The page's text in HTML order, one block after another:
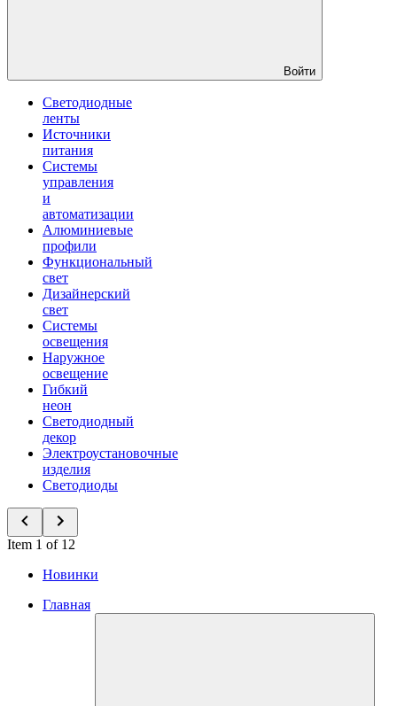
Войти
Светодиодные
ленты
Источники
питания
Системы
управления
и
автоматизации
Алюминиевые
профили
Функциональный
свет
Дизайнерский
свет
Системы
освещения
Наружное
освещение
Гибкий
неон
Светодиодный
декор
Электроустановочные
изделия
Светодиоды
Item 1 of 12
Новинки
Главная